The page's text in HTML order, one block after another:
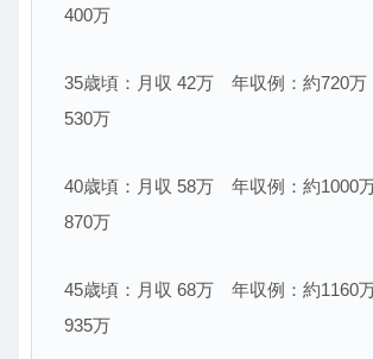
400万
35歳頃：月収 42万 年収例：約720
530万
40歳頃：月収 58万 年収例：約1000
870万
45歳頃：月収 68万 年収例：約1160
935万